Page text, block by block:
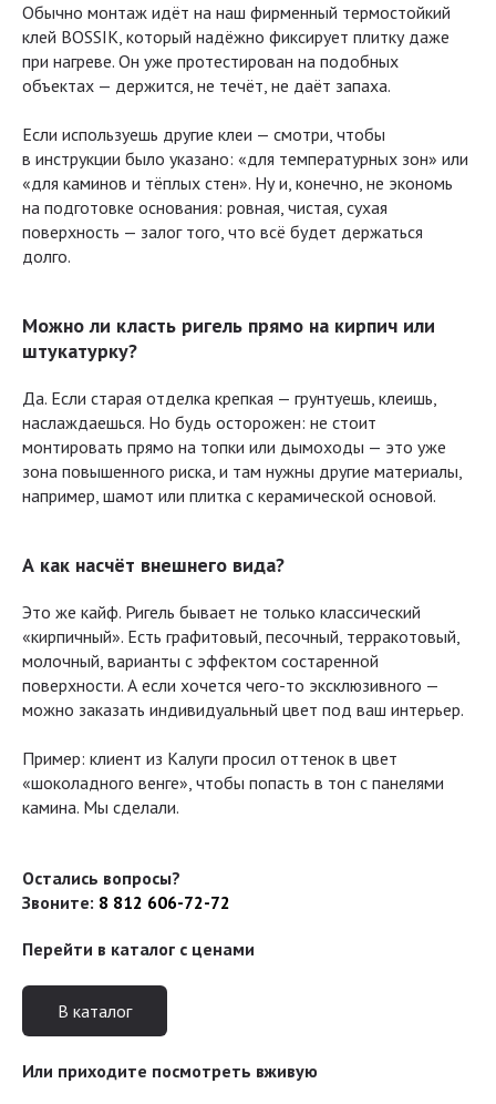
Обычно монтаж идёт на наш фирменный термостойкий
клей BOSSIK, который надёжно фиксирует плитку даже
при нагреве. Он уже протестирован на подобных
объектах — держится, не течёт, не даёт запаха.
Если используешь другие клеи — смотри, чтобы
в инструкции было указано: «для температурных зон» или
«для каминов и тёплых стен». Ну и, конечно, не экономь
на подготовке основания: ровная, чистая, сухая
поверхность — залог того, что всё будет держаться
долго.
Можно ли класть ригель прямо на кирпич или
штукатурку?
Да. Если старая отделка крепкая — грунтуешь, клеишь,
наслаждаешься. Но будь осторожен: не стоит
монтировать прямо на топки или дымоходы — это уже
зона повышенного риска, и там нужны другие материалы,
например, шамот или плитка с керамической основой.
А как насчёт внешнего вида?
Это же кайф. Ригель бывает не только классический
«кирпичный». Есть графитовый, песочный, терракотовый,
молочный, варианты с эффектом состаренной
поверхности. А если хочется чего-то эксклюзивного —
можно заказать индивидуальный цвет под ваш интерьер.
Пример: клиент из Калуги просил оттенок в цвет
«шоколадного венге», чтобы попасть в тон с панелями
камина. Мы сделали.
Остались вопросы?
Звоните: 8 812 606-72-72
Перейти в каталог с ценами
В каталог
Или приходите посмотреть вживую